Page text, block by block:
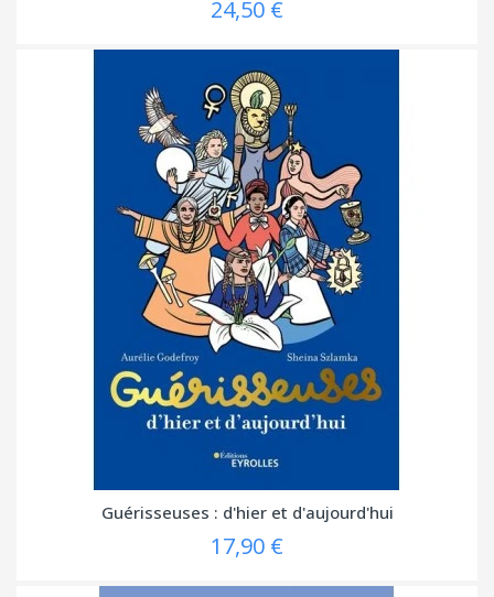
24,50 €
Guérisseuses : d'hier et d'aujourd'hui
17,90 €